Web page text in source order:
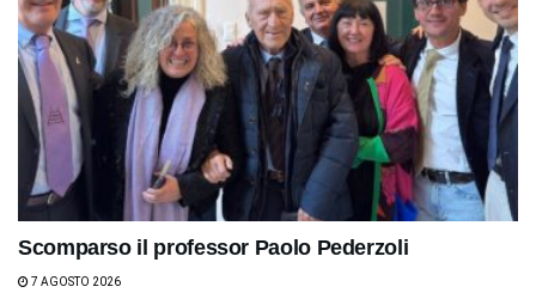
Scomparso il professor Paolo Pederzoli
7 AGOSTO 2026